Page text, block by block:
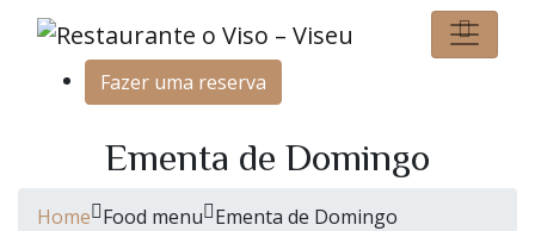
Fazer uma reserva
Ementa de Domingo
Home Food menu Ementa de Domingo